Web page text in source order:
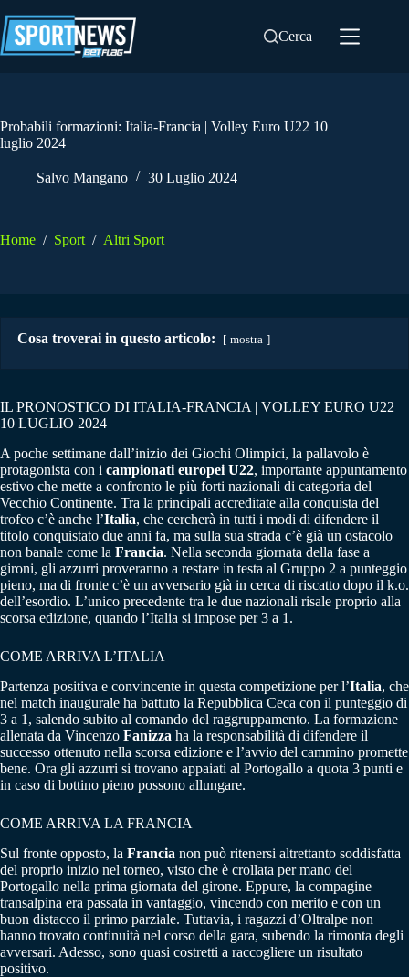
al
contenuto
Cerca
Probabili formazioni: Italia-Francia | Volley Euro U22 10
luglio 2024
Salvo Mangano 30 Luglio 2024
Home / Sport / Altri Sport
Cosa troverai in questo articolo: mostra
IL PRONOSTICO DI ITALIA-FRANCIA | VOLLEY EURO U22
10 LUGLIO 2024
A poche settimane dall’inizio dei Giochi Olimpici, la pallavolo è
protagonista con i campionati europei U22, importante appuntamento
estivo che mette a confronto le più forti nazionali di categoria del
Vecchio Continente. Tra la principali accreditate alla conquista del
trofeo c’è anche l’Italia, che cercherà in tutti i modi di difendere il
titolo conquistato due anni fa, ma sulla sua strada c’è già un ostacolo
non banale come la Francia. Nella seconda giornata della fase a
gironi, gli azzurri proveranno a restare in testa al Gruppo 2 a punteggio
pieno, ma di fronte c’è un avversario già in cerca di riscatto dopo il k.o.
dell’esordio. L’unico precedente tra le due nazionali risale proprio alla
scorsa edizione, quando l’Italia si impose per 3 a 1.
COME ARRIVA L’ITALIA
Partenza positiva e convincente in questa competizione per l’Italia, che
nel match inaugurale ha battuto la Repubblica Ceca con il punteggio di
3 a 1, salendo subito al comando del raggruppamento. La formazione
allenata da Vincenzo Fanizza ha la responsabilità di difendere il
successo ottenuto nella scorsa edizione e l’avvio del cammino promette
bene. Ora gli azzurri si trovano appaiati al Portogallo a quota 3 punti e
in caso di bottino pieno possono allungare.
COME ARRIVA LA FRANCIA
Sul fronte opposto, la Francia non può ritenersi altrettanto soddisfatta
del proprio inizio nel torneo, visto che è crollata per mano del
Portogallo nella prima giornata del girone. Eppure, la compagine
transalpina era passata in vantaggio, vincendo con merito e con un
buon distacco il primo parziale. Tuttavia, i ragazzi d’Oltralpe non
hanno trovato continuità nel corso della gara, subendo la rimonta degli
avversari. Adesso, sono quasi costretti a raccogliere un risultato
positivo.